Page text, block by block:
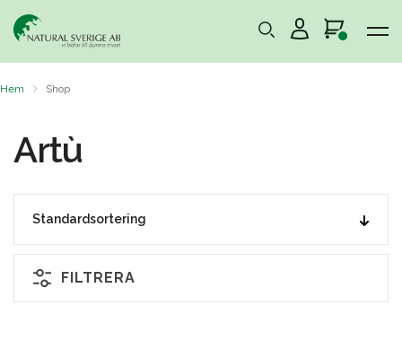
Hem Shop
Artù
FILTRERA